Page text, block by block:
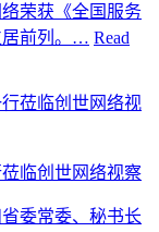
荣获《全国服务
居前列。… Read
临创世网络视察
委常委、秘书长